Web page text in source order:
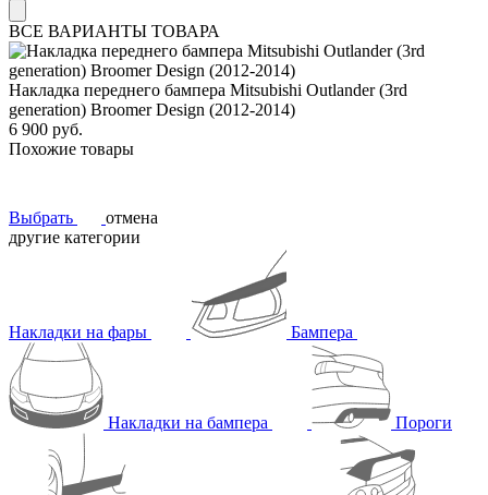
ВСЕ ВАРИАНТЫ ТОВАРА
Накладка переднего бампера Mitsubishi Outlander (3rd
generation) Broomer Design (2012-2014)
6 900 руб.
Похожие товары
Выбрать
отмена
другие категории
Накладки на фары Бампера
Накладки на бампера Пороги